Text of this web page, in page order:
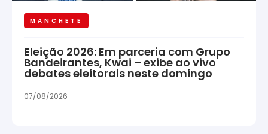
MANCHETE
Eleição 2026: Em parceria com Grupo
Bandeirantes, Kwai – exibe ao vivo
debates eleitorais neste domingo
07/08/2026